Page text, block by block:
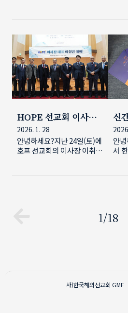
사 세미나 등록:
https://forms.gle/7Ay82iu..
사
는
연
자
들
아래
촌교회)과 이해영 목사님(성
민교회)입니다.오후에는 이
사장 이취임식이 있었습니다.
18년간 이사장으로 섬기신 양
승헌 목사님(세대로교회 원
로)이 이임하고 이재훈 목사
님(온누리교회)이 취임하였
습니다. 사진으로 소식을 나
눕니다.신임이사: 김소리 목
사(평촌교회) 신임이사: 이해
영 목사(성민교회) 이사장 이
취임 순서
사)
로
(온
하
혹
든
다
신
주
이
하여
이
다.
HOPE 선교회 이사장
및 대표 이취임
2026. 1. 28
안녕하세요?지난 24일(토)에
호프 선교회의 이사장 이취임
사장으로 취임했습니다.동시
께 기도해 주십시오. 사진 몇
신
스
안
서
학'
회의
1/18
사)한국해외선교회 GMF